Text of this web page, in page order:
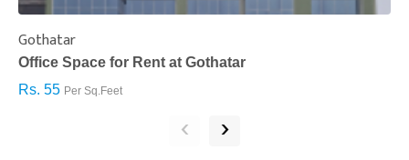
Gothatar
Office Space for Rent at Gothatar
Rs. 55 Per Sq.Feet
‹ ›